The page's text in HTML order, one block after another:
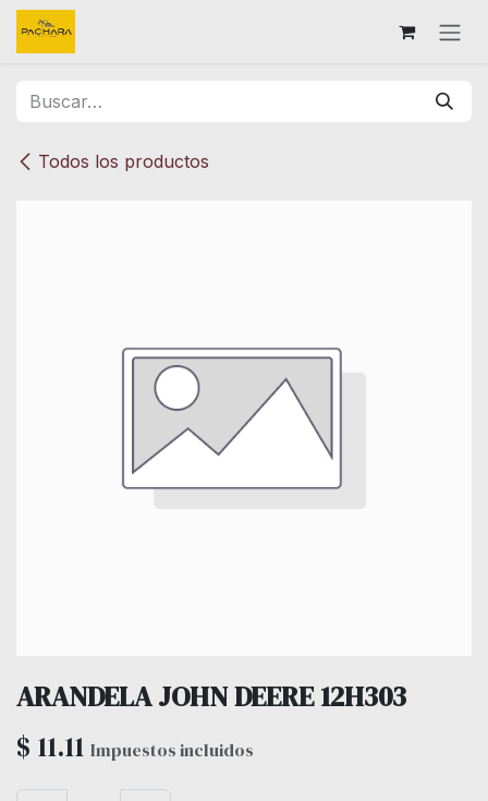
Ir al contenido
Todos los productos
ARANDELA JOHN DEERE 12H303
$ 11.11 Impuestos incluidos